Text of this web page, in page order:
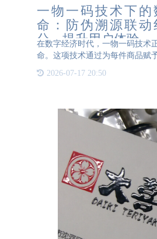
一物一码技术下的
命：防伪溯源联动
分，提升用户体验
在数字经济时代，一物一码技术
命。这项技术通过为每件商品赋
仅解决了防伪溯源难题，更开创
模式，为用户带来前所未有的消
2026-07-17 20:50